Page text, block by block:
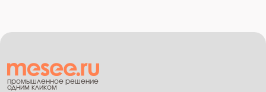
промышленное решение
одним кликом